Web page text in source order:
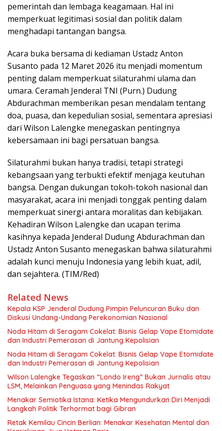
pemerintah dan lembaga keagamaan. Hal ini
memperkuat legitimasi sosial dan politik dalam
menghadapi tantangan bangsa.
Acara buka bersama di kediaman Ustadz Anton
Susanto pada 12 Maret 2026 itu menjadi momentum
penting dalam memperkuat silaturahmi ulama dan
umara. Ceramah Jenderal TNI (Purn.) Dudung
Abdurachman memberikan pesan mendalam tentang
doa, puasa, dan kepedulian sosial, sementara apresiasi
dari Wilson Lalengke menegaskan pentingnya
kebersamaan ini bagi persatuan bangsa.
Silaturahmi bukan hanya tradisi, tetapi strategi
kebangsaan yang terbukti efektif menjaga keutuhan
bangsa. Dengan dukungan tokoh-tokoh nasional dan
masyarakat, acara ini menjadi tonggak penting dalam
memperkuat sinergi antara moralitas dan kebijakan.
Kehadiran Wilson Lalengke dan ucapan terima
kasihnya kepada Jenderal Dudung Abdurachman dan
Ustadz Anton Susanto menegaskan bahwa silaturahmi
adalah kunci menuju Indonesia yang lebih kuat, adil,
dan sejahtera. (TIM/Red)
Related News
Kepala KSP Jenderal Dudung Pimpin Peluncuran Buku dan
Diskusi Undang-Undang Perekonomian Nasional
Noda Hitam di Seragam Cokelat: Bisnis Gelap Vape Etomidate
dan Industri Pemerasan di Jantung Kepolisian
Noda Hitam di Seragam Cokelat: Bisnis Gelap Vape Etomidate
dan Industri Pemerasan di Jantung Kepolisian
Wilson Lalengke Tegaskan “Londo Ireng” Bukan Jurnalis atau
LSM, Melainkan Penguasa yang Menindas Rakyat
Menakar Semiotika Istana: Ketika Mengundurkan Diri Menjadi
Langkah Politik Terhormat bagi Gibran
Retak Kemilau Cincin Berlian: Menakar Kesehatan Mental dan